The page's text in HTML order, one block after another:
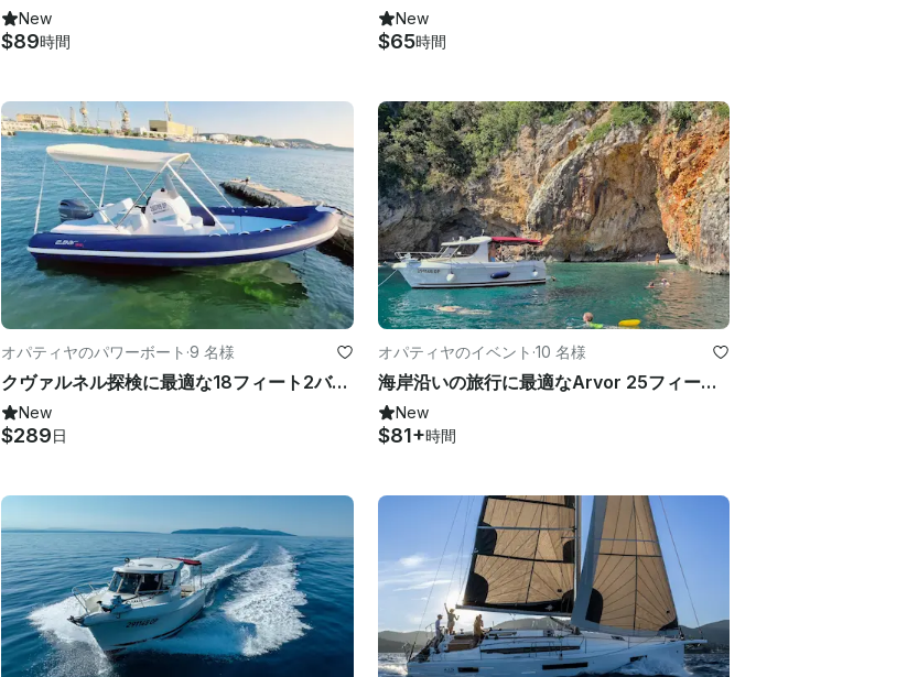
New
$89時間
New
$65時間
オパティヤのパワーボート ·9 名様
クヴァルネル探検に最適な18フィート2バーリブ
New
$289日
オパティヤのイベント ·10 名様
海岸沿いの旅行に最適なArvor 25フィートファミリー＆フィッシングボート
New
$81+時間